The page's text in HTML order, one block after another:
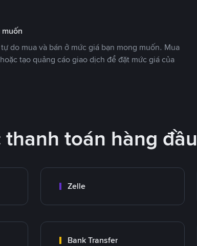
do mua và bán ở mức giá bạn mong muốn. Mua
tạo quảng cáo giao dịch để đặt mức giá của
toán hàng đầu
Zelle
Bank Transfer